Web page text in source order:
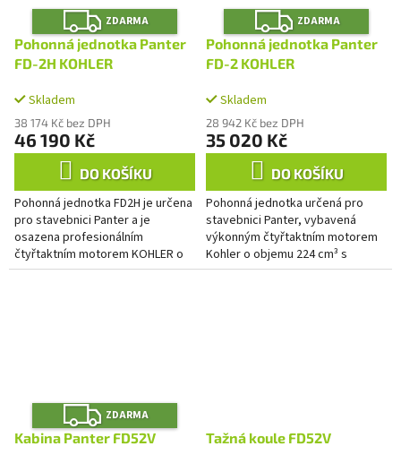
Z
D
A
R
M
ZDARMA
Pohonná jednotka Panter
FD-2H KOHLER
Skladem
38 174 Kč bez DPH
46 190 Kč
DO KOŠÍKU
Pohonná jednotka FD2H je určena
pro stavebnici Panter a je
osazena profesionálním
čtyřtaktním motorem KOHLER o
objemu 224 cm³, který nabízí
Z
D
A
R
M
ZDARMA
Pohonná jednotka Panter
FD-2 KOHLER
Skladem
28 942 Kč bez DPH
35 020 Kč
DO KOŠÍKU
Pohonná jednotka určená pro
stavebnici Panter, vybavená
výkonným čtyřtaktním motorem
Kohler o objemu 224 cm³ s
krouticím momentem 14,9 Nm.
Z
D
A
R
ZDARMA
Kabina Panter FD52V Tažná koule FD52V